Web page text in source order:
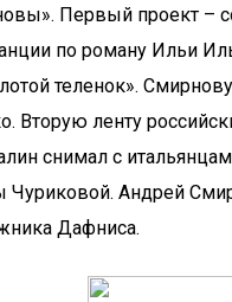
Первый проект –
по роману Ильи
теленок».
Вторую ленту
снимал с
Чуриковой. Андрей
Дафниса.